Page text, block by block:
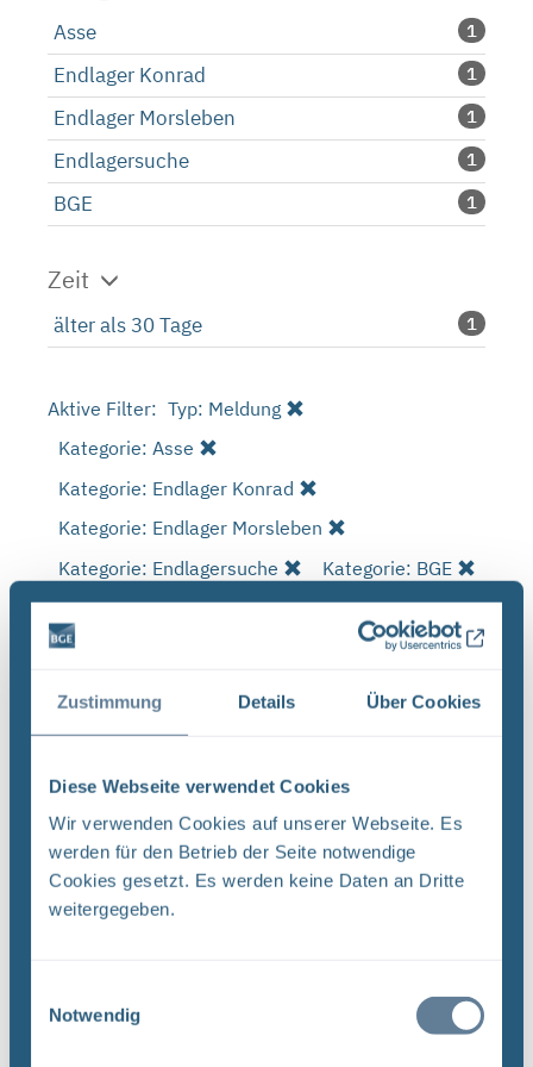
Zustimmung Details Über Cookies
Diese Webseite verwendet Cookies
Wir verwenden Cookies auf unserer Webseite. Es
werden für den Betrieb der Seite notwendige
Cookies gesetzt. Es werden keine Daten an Dritte
weitergegeben.
Notwendig
Asse 1
Endlager Konrad 1
Endlager Morsleben 1
Endlagersuche 1
BGE 1
Zeit
älter als 30 Tage 1
Aktive Filter: Typ: Meldung
Kategorie: Asse
Kategorie: Endlager Konrad
Kategorie: Endlager Morsleben
Kategorie: Endlagersuche
Kategorie: BGE
Alle Filter entfernen
Es wurde 1 Ergebnis in 0 Millisekunden gefunden.
Ergebnisse pro Seite:
1
Sortieren nach
Endlagersuche Asse Zwischen der Stasi-
Unterlagenbehörde und dem Bundesamt für